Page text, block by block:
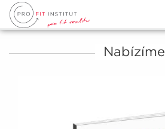
Nabízíme